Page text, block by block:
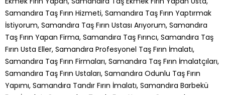
Samandıra Taş Fırın Hizmeti, Samandıra Taş Fırın Yaptırmak
İstiyorum, Samandıra Taş Fırın Ustası Arıyorum, Samandıra
Taş Fırın Yapan Firma, Samandıra Taş Fırıncı, Samandıra Taş
Fırın Usta Eller, Samandıra Profesyonel Taş Fırın İmalatı,
Samandıra Taş Fırın Firmaları, Samandıra Taş Fırın İmalatçıları,
Samandıra Taş Fırın Ustaları, Samandıra Odunlu Taş Fırın
Yapımı, Samandıra Tandır Fırın İmalatı, Samandıra Barbekü